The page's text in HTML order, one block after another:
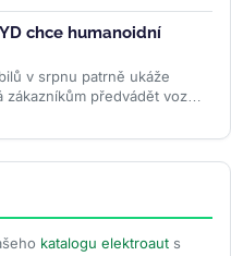
chce humanoidní
v srpnu patrně ukáže
předvádět vozy,
katalogu elektroaut s